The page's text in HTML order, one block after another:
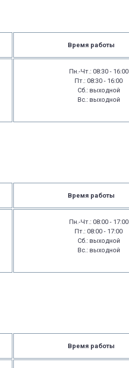
Время работы
Пн.-Чт.: 08:30 - 16:00
Пт.: 08:30 - 16:00
Сб.: выходной
Вс.: выходной
Время работы
Пн.-Чт.: 08:00 - 17:00
Пт.: 08:00 - 17:00
Сб.: выходной
Вс.: выходной
Время работы